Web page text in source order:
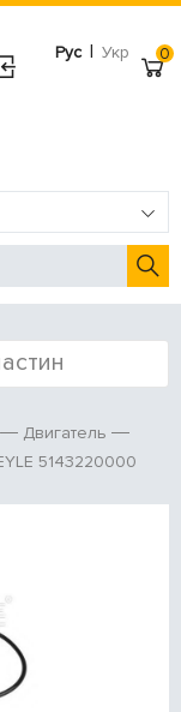
Рус | Укр 0
Двигатель
5143220000